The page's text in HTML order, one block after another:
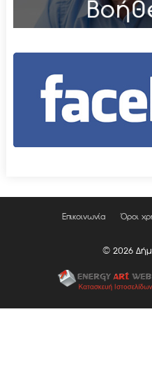
Επικοινωνία Όροι
© 2026